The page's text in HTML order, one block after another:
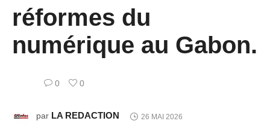
réformes du
numérique au Gabon.
0 0
par LA REDACTION 26 MAI 2026